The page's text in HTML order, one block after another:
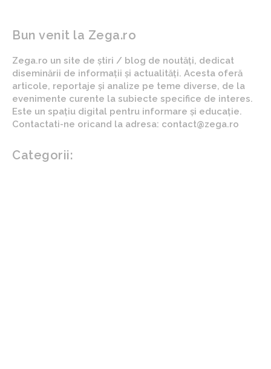
Bun venit la Zega.ro
Zega.ro un site de știri / blog de noutăți, dedicat
diseminării de informații și actualități. Acesta oferă
articole, reportaje și analize pe teme diverse, de la
evenimente curente la subiecte specifice de interes.
Este un spațiu digital pentru informare și educație.
Contactati-ne oricand la adresa: contact@zega.ro
Categorii: